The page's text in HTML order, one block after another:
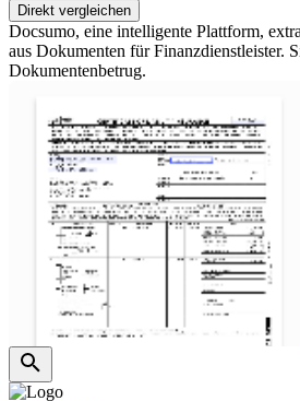
Direkt vergleichen
Docsumo, eine intelligente Plattform,
aus Dokumenten für Finanzdienstleister.
Dokumentenbetrug.